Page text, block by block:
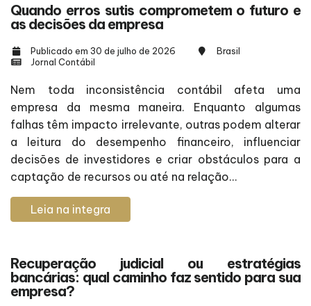
Quando erros sutis comprometem o futuro e
as decisões da empresa
Publicado em 30 de julho de 2026
Brasil
Jornal Contábil
Nem toda inconsistência contábil afeta uma
empresa da mesma maneira. Enquanto algumas
falhas têm impacto irrelevante, outras podem alterar
a leitura do desempenho financeiro, influenciar
decisões de investidores e criar obstáculos para a
captação de recursos ou até na relação...
Leia na integra
Recuperação judicial ou estratégias
bancárias: qual caminho faz sentido para sua
empresa?